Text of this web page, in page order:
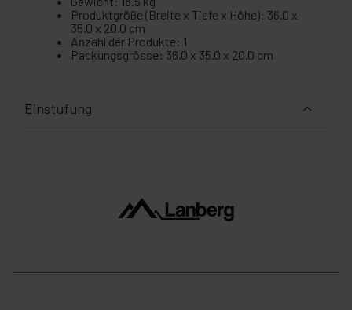
Produktgröße (Breite x Tiefe x Höhe): 36.0 x
35.0 x 20.0 cm
Anzahl der Produkte: 1
Packungsgrösse: 36.0 x 35.0 x 20.0 cm
Einstufung